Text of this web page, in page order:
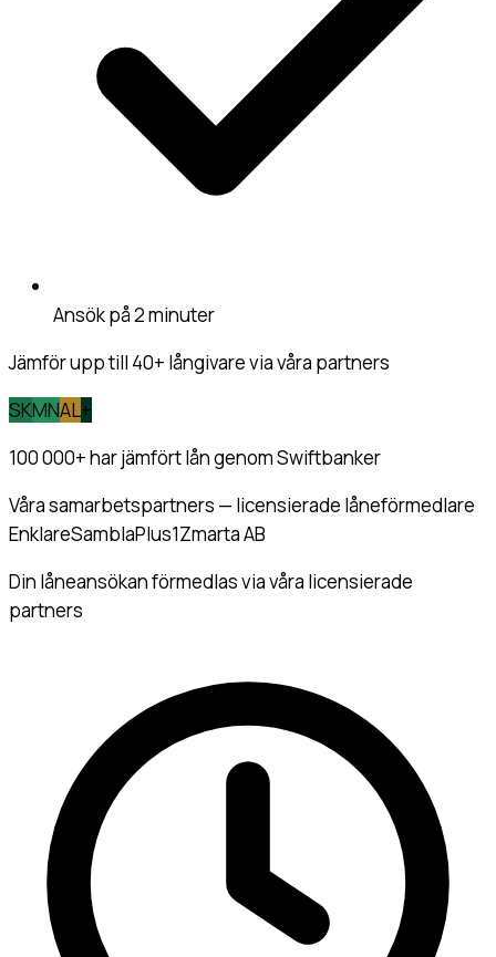
Ansök på 2 minuter
Jämför upp till 40+ långivare via våra partners
SKMNAL+
100 000+har jämfört lån genom Swiftbanker
Våra samarbetspartners — licensierade låneförmedlare
EnklareSamblaPlus1Zmarta AB
Din låneansökan förmedlas via våra licensierade
partners